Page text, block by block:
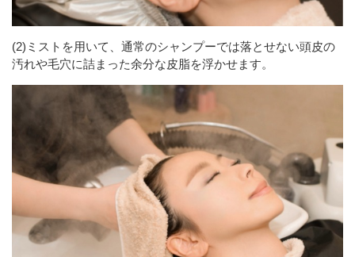
(2)ミストを用いて、通常のシャンプーでは落とせない頭皮の
汚れや毛穴に詰まった余分な皮脂を浮かせます。